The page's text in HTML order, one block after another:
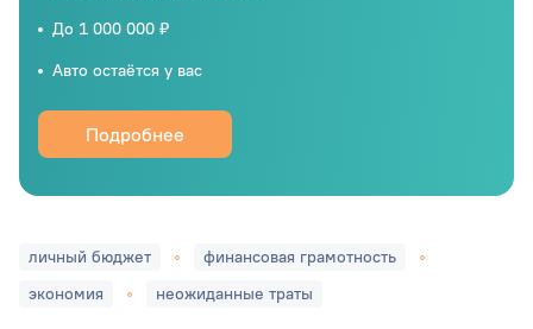
До 1 000 000 ₽
Авто остаётся у вас
Подробнее
личный бюджет
финансовая грамотность
экономия
неожиданные траты